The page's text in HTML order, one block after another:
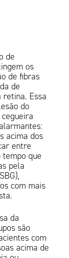
de
os
de fibras
de
retina. Essa
do
acima dos
entre
tempo que
pela
com mais
da
são
com
acima de